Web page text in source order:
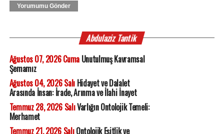
Yorumumu Gönder
Abdulaziz Tantik
Ağustos 07, 2026 CumaUnutulmuş Kavramsal
Şemamız
Ağustos 04, 2026 SalıHidayet ve Dalalet
Arasında İnsan: İrade, Arınma ve İlahi İnayet
Temmuz 28, 2026 SalıVarlığın Ontolojik Temeli:
Merhamet
Temmuz 21, 2026 SalıOntolojik Eşitlik ve